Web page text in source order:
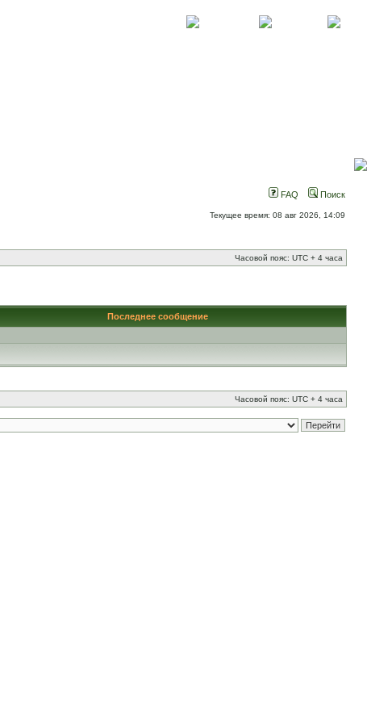
FAQ Поиск
Текущее время: 08 авг 2026, 14:09
Часовой пояс: UTC + 4 часа
Последнее сообщение
Часовой пояс: UTC + 4 часа